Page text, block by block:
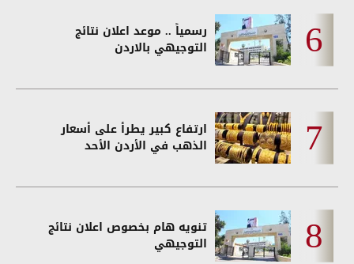
رسمياً .. موعد اعلان نتائج
التوجيهي بالاردن
ارتفاع كبير يطرأ على أسعار
الذهب في الأردن الأحد
تنويه هام بخصوص اعلان نتائج
التوجيهي